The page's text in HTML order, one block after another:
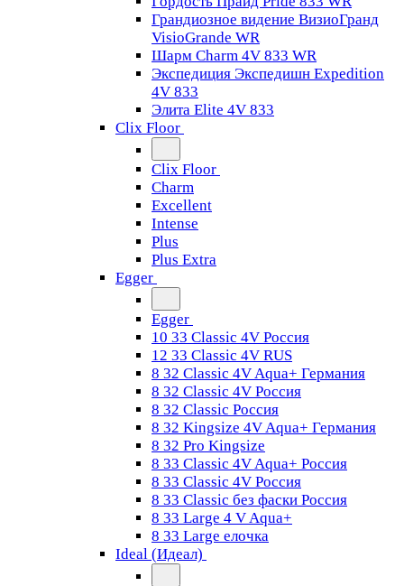
Грандиозное видение ВизиоГранд
VisioGrande WR
Шарм Charm 4V 833 WR
Экспедиция Экспедишн Expedition
4V 833
Элита Elite 4V 833
Clix Floor
Clix Floor
Charm
Excellent
Intense
Plus
Plus Extra
Egger
Egger
10 33 Classic 4V Россия
12 33 Classic 4V RUS
8 32 Classic 4V Aqua+ Германия
8 32 Classic 4V Россия
8 32 Classic Россия
8 32 Kingsize 4V Aqua+ Германия
8 32 Pro Kingsize
8 33 Classic 4V Aqua+ Россия
8 33 Classic 4V Россия
8 33 Classic без фаски Россия
8 33 Large 4 V Aqua+
8 33 Large елочка
Ideal (Идеал)